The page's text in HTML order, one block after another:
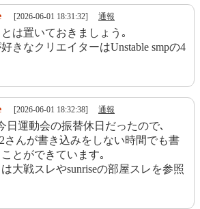
[2026-06-01 18:31:32] 通報
は置いておきましょう｡
きなクリエイターはUnstable smpの4
[2026-06-01 18:32:38] 通報
日運動会の振替休日だったので､
さんが書き込みをしない時間でも書
とができています｡
大戦スレやsunriseの部屋スレを参照